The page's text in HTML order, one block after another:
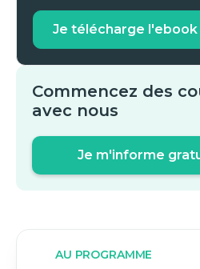
Je télécharge l'ebook
Commencez des
avec nous
Je m'informe
AU PROGRAMME